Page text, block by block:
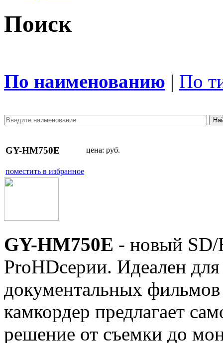
Поиск
По наименованию | По
GY-HM750E цена: руб.
поместить в избранное
GY-HM750E - новый SD/
ProHDсерии. Идеален
документальных
камкордер предлагает
решение от съемки до